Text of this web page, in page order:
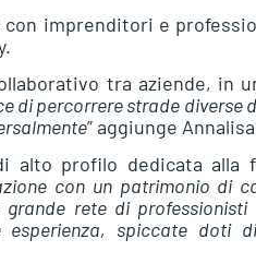
con imprenditori e
tra aziende, in
di percorrere strade
” aggiunge
alto profilo dedicata
con un patrimonio di
grande rete di
spiccate doti